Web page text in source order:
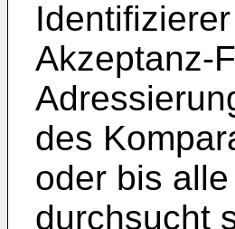
Akzeptanz-
des
oder bis
durchsucht